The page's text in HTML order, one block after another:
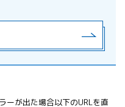
ーが出た場合以下のURLを直